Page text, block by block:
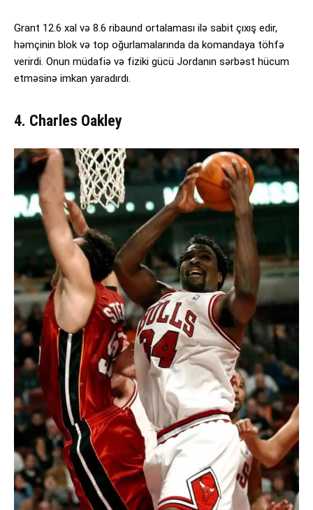
Grant 12.6 xal və 8.6 ribaund ortalaması ilə sabit çıxış edir,
həmçinin blok və top oğurlamalarında da komandaya töhfə
verirdi. Onun müdafiə və fiziki gücü Jordanın sərbəst hücum
etməsinə imkan yaradırdı.
4. Charles Oakley